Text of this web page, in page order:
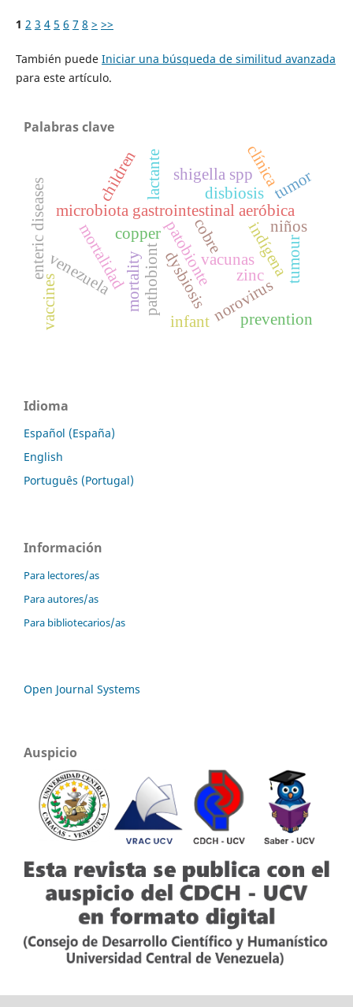
1 2 3 4 5 6 7 8 > >>
También puede Iniciar una búsqueda de similitud avanzada
para este artículo.
Palabras clave
cobre
zinc
microbiota gastrointestinal aeróbica
disbiosis
patobionte
copper
dysbiosis
pathobiont
mortalidad indígena
niños
venezuela mortality
children
vacunas
norovirus
shigella spp
enteric diseases
vaccines
tumor
lactante
tumour
infant
clínica
prevention
Idioma
Español (España)
English
Português (Portugal)
Información
Para lectores/as
Para autores/as
Para bibliotecarios/as
Open Journal Systems
Auspicio